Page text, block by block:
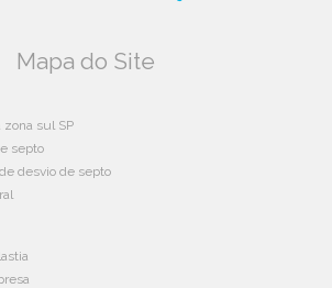
Mapa do Site
zona sul SP
septo
desvio de septo